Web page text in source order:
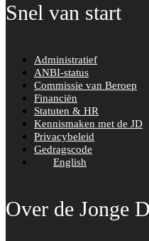
Snel van start
Administratief
ANBI-status
Commissie van Beroep
Financiën
Statuten & HR
Kennismaken met de JD
Privacybeleid
Gedragscode
English
Over de Jonge